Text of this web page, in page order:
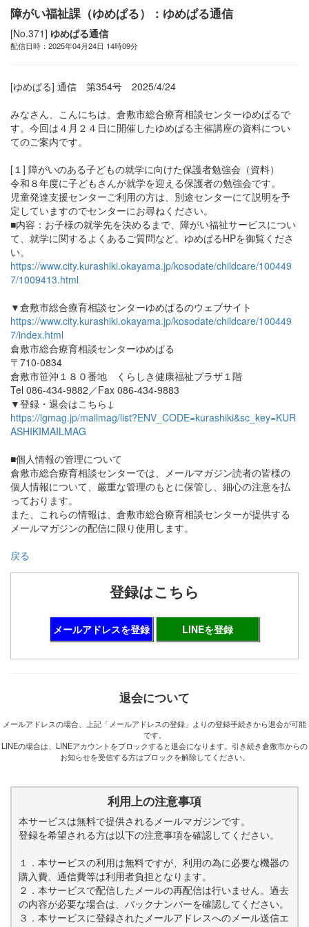
障がい福祉課（ゆめぱる）：ゆめぱる通信
[No.371] ゆめぱる通信
配信日時：2025年04月24日 14時09分
[ゆめぱる] 通信 第354号 2025/4/24
みなさん、こんにちは。倉敷市総合療育相談センターゆめぱるで
す。今回は４月２４日に開催したゆめぱる主催講座の資料につい
てのご案内です。
[１] 障がいのある子どもの就学に向けた保護者勉強会（資料）
令和８年度に子どもさんが就学を迎える保護者の勉強会です。
児童発達支援センターご利用の方は、別途センターにて説明を予
定していますのでセンターにお尋ねください。
■内容：お子様の就学先を決めるまで、障がい福祉サービスについ
て、就学に関するよくあるご質問など。ゆめぱるHPを御覧くださ
い。
https://www.city.kurashiki.okayama.jp/kosodate/childcare/100449
7/1009413.html
▼倉敷市総合療育相談センターゆめぱるのウェブサイト
https://www.city.kurashiki.okayama.jp/kosodate/childcare/100449
7/index.html
倉敷市総合療育相談センターゆめぱる
〒710-0834
倉敷市笹沖１８０番地 くらしき健康福祉プラザ１階
Tel 086-434-9882／Fax 086-434-9883
▼登録・退会はこちら↓
https://lgmag.jp/mailmag/list?ENV_CODE=kurashiki&sc_key=KUR
ASHIKIMAILMAG
■個人情報の管理について
倉敷市総合療育相談センターでは、メールマガジン読者の皆様の
個人情報について、厳重な管理のもとに保管し、細心の注意を払
っております。
また、これらの情報は、倉敷市総合療育相談センターが提供する
メールマガジンの配信に限り使用します。
戻る
登録はこちら
メールアドレスを登録 LINEを登録
退会について
メールアドレスの場合、上記「メールアドレスの登録」よりの登録手続きから退会が可能
です。
LINEの場合は、LINEアカウントをブロックすると退会になります。引き続き倉敷市からの
お知らせを受信する方はブロックを解除してください。
利用上の注意事項
本サービスは無料で提供されるメールマガジンです。
登録を希望される方は以下の注意事項を確認してください。
１．本サービスの利用は無料ですが、利用の為に必要な機器の
購入費、通信費等は利用者負担となります。
２．本サービスで配信したメールの再配信は行いません。過去
の内容が必要な場合は、バックナンバーを確認してください。
３．本サービスに登録されたメールアドレスへのメール送信エ